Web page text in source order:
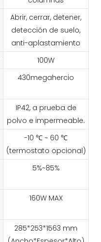
Abrir, cerrar, detener,
detección de suelo,
anti-aplastamiento
100W
430megahercio
IP42, a prueba de
polvo e impermeable.
-10 ℃ ~ 60 ℃
(termostato opcional)
5%~85%
160W MAX
285*253*1563 mm